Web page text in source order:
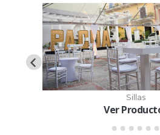
Sillas
Ver Productos